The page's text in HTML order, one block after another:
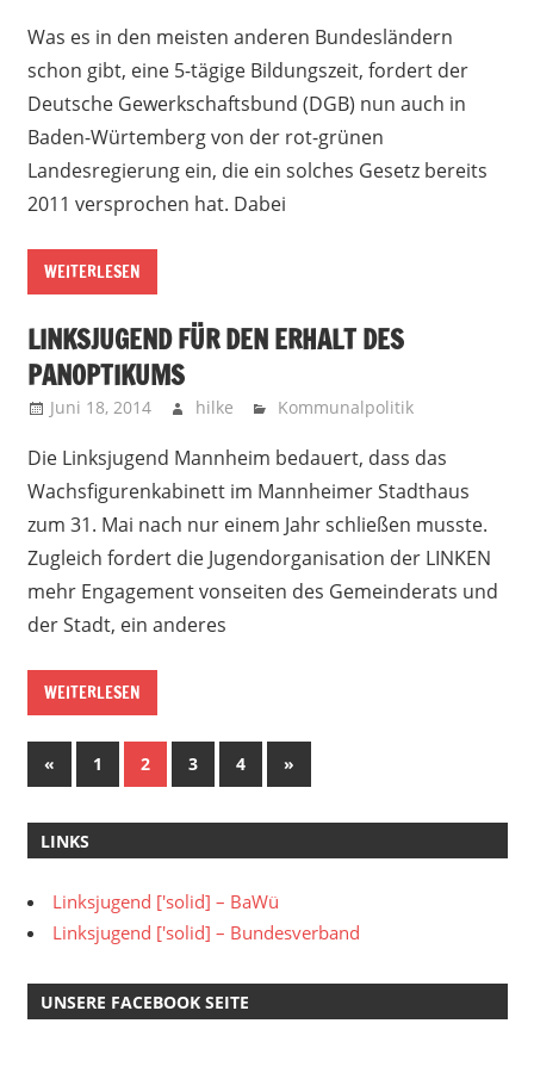
Was es in den meisten anderen Bundesländern
schon gibt, eine 5-tägige Bildungszeit, fordert der
Deutsche Gewerkschaftsbund (DGB) nun auch in
Baden-Würtemberg von der rot-grünen
Landesregierung ein, die ein solches Gesetz bereits
2011 versprochen hat. Dabei
WEITERLESEN
LINKSJUGEND FÜR DEN ERHALT DES
PANOPTIKUMS
Juni 18, 2014 hilke Kommunalpolitik
Die Linksjugend Mannheim bedauert, dass das
Wachsfigurenkabinett im Mannheimer Stadthaus
zum 31. Mai nach nur einem Jahr schließen musste.
Zugleich fordert die Jugendorganisation der LINKEN
mehr Engagement vonseiten des Gemeinderats und
der Stadt, ein anderes
WEITERLESEN
Seitennummerierung
Beiträge
«Vorherige
Beiträge
1 2 3 4
Nächste
Beiträge
»
LINKS
Linksjugend ['solid] – BaWü
Linksjugend ['solid] – Bundesverband
UNSERE FACEBOOK SEITE